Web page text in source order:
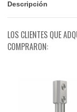
Descripción
LOS CLIENTES QUE
COMPRARON: